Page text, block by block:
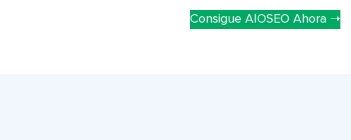
Consigue AIOSEO Ahora ➝